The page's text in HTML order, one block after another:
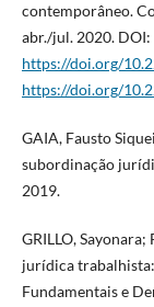
contemporâneo.
abr./jul. 2020. DOI:
https://doi.org/
https://doi.org/
GAIA, Fausto
subordinação
2019.
GRILLO,
jurídica
Fundamentais e